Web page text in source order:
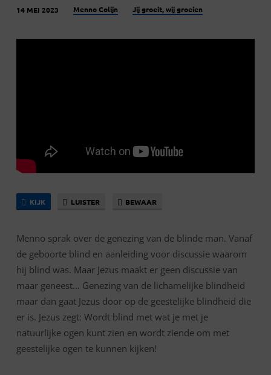
BLIND
14 MEI 2023 Menno Colijn Jij groeit, wij groeien
KIJK LUISTER BEWAAR
Menno sprak over de genezing van de blinde man. Vanaf
de geboorte blind en aanleiding voor discussie waarom
hij blind was. Maar Jezus maakt er geen discussie van
maar geneest… Genezing van de lichamelijke blindheid
maar dan gaat Jezus door op de geestelijke blindheid die
er is. Jezus zegt: Wordt blind met wat je met je
natuurlijke ogen kunt zien en wordt ziende om met
geestelijke ogen te kunnen kijken!